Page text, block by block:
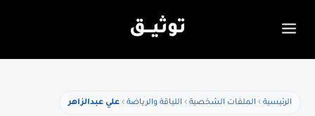
توثيـــق
الرئيسية الملفات الشخصية اللياقة والرياضة علي عبدالزاهر